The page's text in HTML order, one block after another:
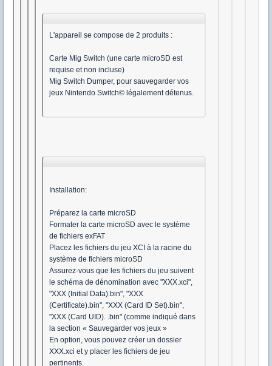
L'appareil se compose de 2 produits :
Carte Mig Switch (une carte microSD est
requise et non incluse)
Mig Switch Dumper, pour sauvegarder vos
jeux Nintendo Switch© légalement détenus.
Installation:
Préparez la carte microSD
Formater la carte microSD avec le système
de fichiers exFAT
Placez les fichiers du jeu XCI à la racine du
système de fichiers microSD
Assurez-vous que les fichiers du jeu suivent
le schéma de dénomination avec "XXX.xci",
"XXX (Initial Data).bin", "XXX
(Certificate).bin", "XXX (Card ID Set).bin",
"XXX (Card UID). .bin" (comme indiqué dans
la section « Sauvegarder vos jeux »
En option, vous pouvez créer un dossier
XXX.xci et y placer les fichiers de jeu
pertinents.